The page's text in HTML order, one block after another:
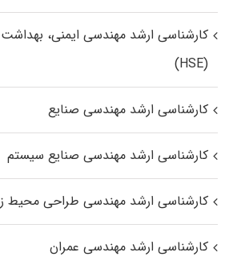
کارشناسی ارشد مهندسی ایمنی،
(HSE)
کارشناسی ارشد مهندسی صنایع
کارشناسی ارشد مهندسی صنایع سیستم
کارشناسی ارشد مهندسی طراحی
کارشناسی ارشد مهندسی عمران